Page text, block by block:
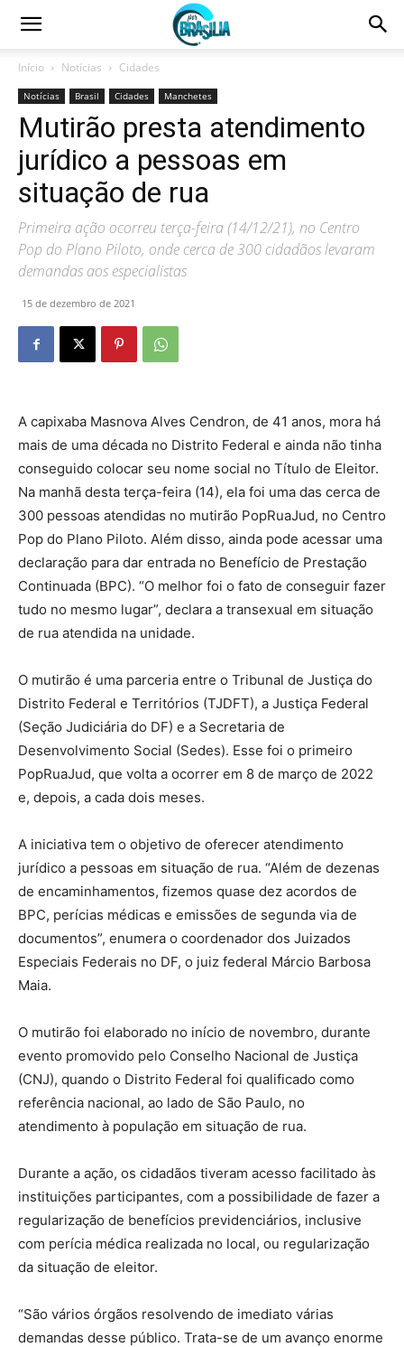
Início Notícias Cidades
Notícias Brasil Cidades Manchetes
Mutirão presta atendimento
jurídico a pessoas em
situação de rua
Primeira ação ocorreu terça-feira (14/12/21), no Centro
Pop do Plano Piloto, onde cerca de 300 cidadãos levaram
demandas aos especialistas
15 de dezembro de 2021
A capixaba Masnova Alves Cendron, de 41 anos, mora há
mais de uma década no Distrito Federal e ainda não tinha
conseguido colocar seu nome social no Título de Eleitor.
Na manhã desta terça-feira (14), ela foi uma das cerca de
300 pessoas atendidas no mutirão PopRuaJud, no Centro
Pop do Plano Piloto. Além disso, ainda pode acessar uma
declaração para dar entrada no Benefício de Prestação
Continuada (BPC). “O melhor foi o fato de conseguir fazer
tudo no mesmo lugar”, declara a transexual em situação
de rua atendida na unidade.
O mutirão é uma parceria entre o Tribunal de Justiça do
Distrito Federal e Territórios (TJDFT), a Justiça Federal
(Seção Judiciária do DF) e a Secretaria de
Desenvolvimento Social (Sedes). Esse foi o primeiro
PopRuaJud, que volta a ocorrer em 8 de março de 2022
e, depois, a cada dois meses.
A iniciativa tem o objetivo de oferecer atendimento
jurídico a pessoas em situação de rua. “Além de dezenas
de encaminhamentos, fizemos quase dez acordos de
BPC, perícias médicas e emissões de segunda via de
documentos”, enumera o coordenador dos Juizados
Especiais Federais no DF, o juiz federal Márcio Barbosa
Maia.
O mutirão foi elaborado no início de novembro, durante
evento promovido pelo Conselho Nacional de Justiça
(CNJ), quando o Distrito Federal foi qualificado como
referência nacional, ao lado de São Paulo, no
atendimento à população em situação de rua.
Durante a ação, os cidadãos tiveram acesso facilitado às
instituições participantes, com a possibilidade de fazer a
regularização de benefícios previdenciários, inclusive
com perícia médica realizada no local, ou regularização
da situação de eleitor.
“São vários órgãos resolvendo de imediato várias
demandas desse público. Trata-se de um avanço enorme